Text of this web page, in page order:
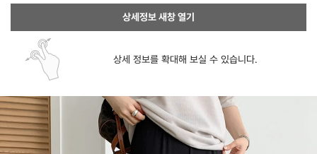
상세정보 새창 열기
상세 정보를 확대해 보실 수 있습니다.